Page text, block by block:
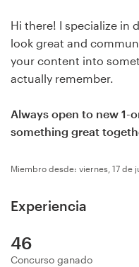
Hi there! I specialize in
look great and
your content into
actually remember.
Always open to new 1-
something great
Miembro desde: viernes, 17 de
Experiencia
46
Concurso ganado
Encontrar un diseñador
Descubra la inspiración
99designs Pro
Obtenga
diseño